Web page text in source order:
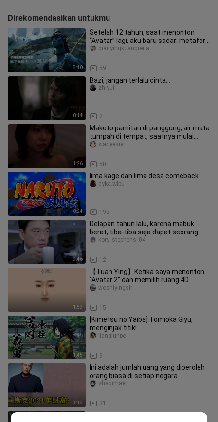
Direkomendasikan untukmu
8:40
Setelah 12 tahun, saat menonton
“Avatar” lagi, aku baru sadar: metafora
yang ingin disampaikan Camer
59
dianyingkuangrena
0:14
Bazi, jangan terlalu cinta…
2
zhiyui
1:26
Makoto pamitan di panggung, air mata
tumpah di tempat, saatnya mulai
belajar lagi
50
xiaoyesiyi
0:24
lima kage dan lima desa comeback
195
dyka.wibu
9:46
Delapan tahun lalu, karena mabuk
berat, tiba-tiba saja dapat seorang
putri cantik yang merupakan pre
12
kory_stephens_04
1:59
【Tuan Ying】Ketika saya menonton
"Avatar 2" dan memilih ruang 4D
15
woshiyingsir
1:45
[Kimetsu no Yaiba] Tomioka Giyū,
menginjak titik!
9
jiangjunpo
3:18
Ini adalah jumlah uang yang diperoleh
orang biasa di setiap negara
sepanjang hidup mereka.
31
shaqimaer
“Luffy memperlakukan topi jeraminya